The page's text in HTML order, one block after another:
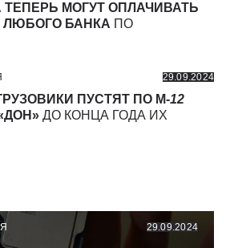
МОГУТ ОПЛАЧИВАТЬ
ЛЮБОГО БАНКА ПО
29.09.2024
ПУСТЯТ ПО М-12
ДО КОНЦА ГОДА ИХ
29.09.2024